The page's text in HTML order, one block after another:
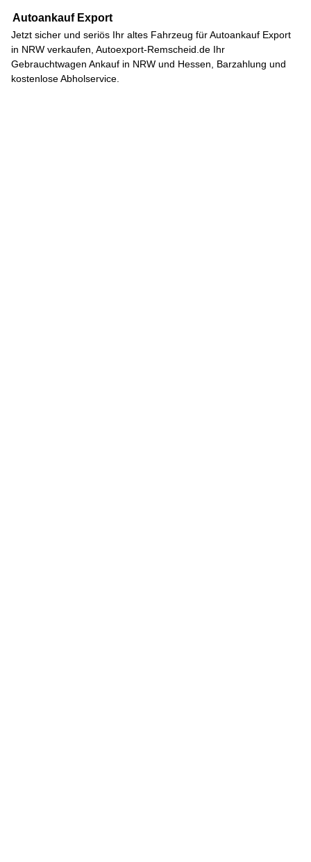
Autoankauf Export
Jetzt sicher und seriös Ihr altes Fahrzeug fürAutoankauf Export
in NRW verkaufen, Autoexport-Remscheid.de Ihr
Gebrauchtwagen Ankauf in NRW und Hessen, Barzahlung und
kostenlose Abholservice.